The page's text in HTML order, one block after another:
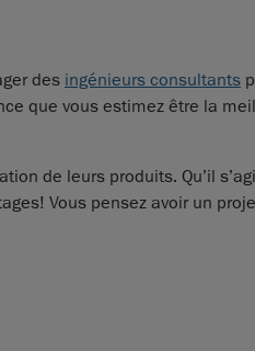
des ingénieurs consultants
que vous estimez être la
de leurs produits. Qu’il
Vous pensez avoir un